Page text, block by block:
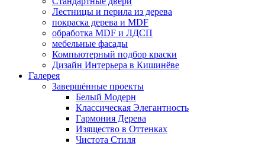
Лестницы и перила из дерева
покраска дерева и MDF
обработка MDF и ЛДСП
мебельные фасады
Компьютерный подбор краски
Дизайн Интерьера в Кишинёве
Галерея
Завершённые проекты
Белый Модерн
Классическая Элегантность
Гармония Дерева
Изящество в Оттенках
Чистота Стиля